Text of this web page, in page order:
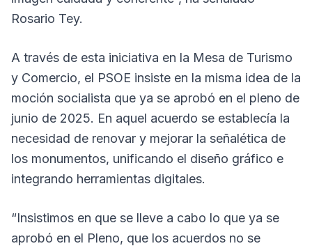
Rosario Tey.
A través de esta iniciativa en la Mesa de Turismo
y Comercio, el PSOE insiste en la misma idea de la
moción socialista que ya se aprobó en el pleno de
junio de 2025. En aquel acuerdo se establecía la
necesidad de renovar y mejorar la señalética de
los monumentos, unificando el diseño gráfico e
integrando herramientas digitales.
“Insistimos en que se lleve a cabo lo que ya se
aprobó en el Pleno, que los acuerdos no se